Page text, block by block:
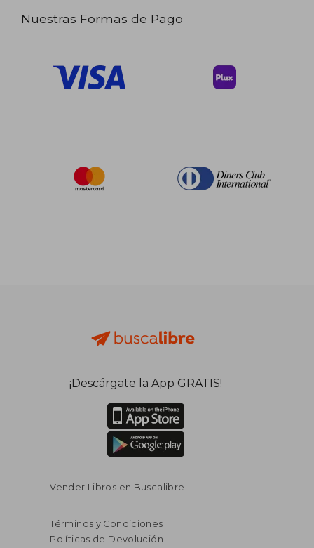
Nuestras Formas de Pago
¡Descárgate la App GRATIS!
Vender Libros en Buscalibre
Términos y Condiciones
Políticas de Devolución